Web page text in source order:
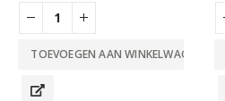
TOEVOEGEN AAN WINKELWAGEN